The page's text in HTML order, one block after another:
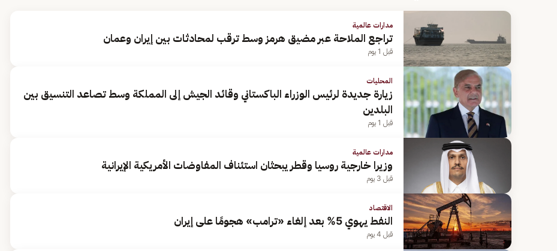
مدارات عالمية
تراجع الملاحة عبر مضيق هرمز وسط ترقب لمحادثات بين إيران وعمان
قبل 1 يوم
المحليات
زيارة جديدة لرئيس الوزراء الباكستاني وقائد الجيش إلى المملكة وسط تصاعد التنسيق بين
البلدين
قبل 1 يوم
مدارات عالمية
وزيرا خارجية روسيا وقطر يبحثان استئناف المفاوضات الأمريكية الإيرانية
قبل 3 يوم
الاقتصاد
النفط يهوي 5% بعد إلغاء «ترامب» هجومًا على إيران
قبل 4 يوم